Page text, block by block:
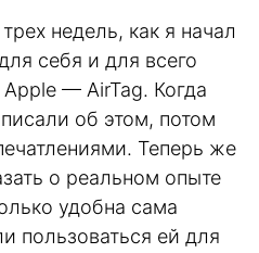
недель, как я начал
себя и для всего
— AirTag. Когда
об этом, потом
Теперь же
о реальном опыте
удобна сама
пользоваться ей для